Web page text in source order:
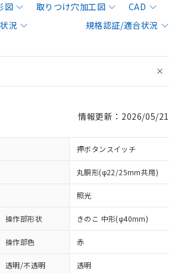
図 取りつけ穴加工図
CAD
況
規格認証/適合状況
情報更新：2026/05/21
押ボタンスイッチ
丸胴形(φ22/25mm共用)
照光
操作部形状 きのこ 中形(φ40mm)
操作部色 赤
透明/不透明 透明